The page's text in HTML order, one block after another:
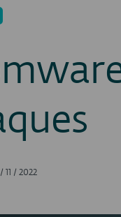
/ 11 / 2022